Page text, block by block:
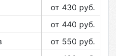
от 430 руб.
от 440 руб.
от 550 руб.